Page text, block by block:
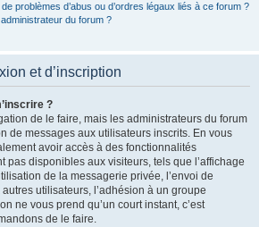
problèmes d’abus ou d’ordres légaux liés à ce forum ?
du forum ?
et d’inscription
?
de le faire, mais les administrateurs du forum
de messages aux utilisateurs inscrits. En vous
avoir accès à des fonctionnalités
pas disponibles aux visiteurs, tels que l’affichage
de la messagerie privée, l’envoi de
utilisateurs, l’adhésion à un groupe
ne vous prend qu’un court instant, c’est
de le faire.